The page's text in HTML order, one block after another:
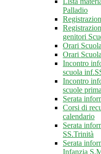
Palladio
genitori
Orari
Orari
Incontro
scuola
Incontro
scuole
Serata
Corsi di
calendario
Serata
SS.Trinità
Serata
Infanzia